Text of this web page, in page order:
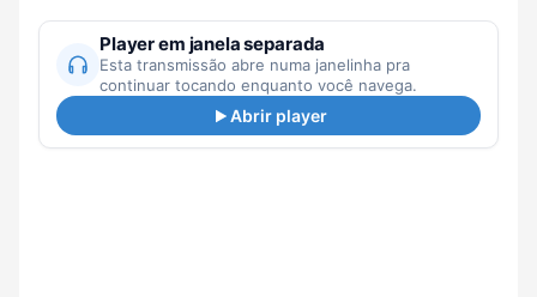
Player em janela separada
Esta transmissão abre numa janelinha pra
continuar tocando enquanto você navega.
Abrir player